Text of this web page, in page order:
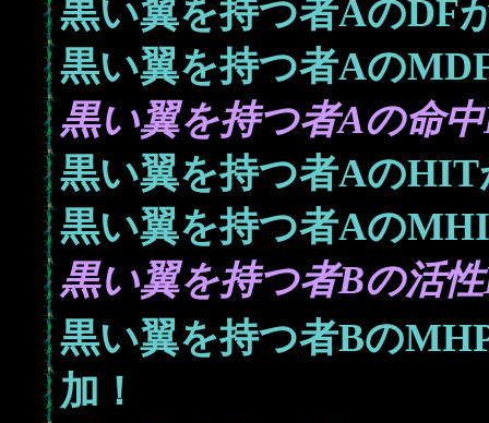
黒い翼を持つ者AのDF
黒い翼を持つ者Aの
黒い翼を持つ者Aの命
黒い翼を持つ者AのHIT
黒い翼を持つ者Aの
黒い翼を持つ者Bの活
黒い翼を持つ者Bの
加！